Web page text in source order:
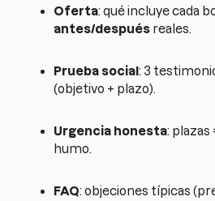
Oferta: qué incluye cada
antes/después reales.
Prueba social: 3
(objetivo + plazo).
Urgencia honesta: plazas
humo.
FAQ: objeciones típicas